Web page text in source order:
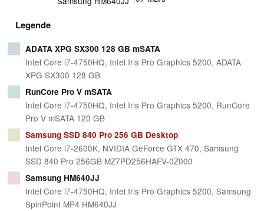
Legende
ADATA XPG SX300 128 GB mSATA
Intel Core i7-4750HQ, Intel Iris Pro Graphics 5200, ADATA
XPG SX300 128 GB
RunCore Pro V mSATA
Intel Core i7-4750HQ, Intel Iris Pro Graphics 5200, RunCore
Pro V mSATA 120 GB
Samsung SSD 840 Pro 256 GB Desktop
Intel Core i7-2600K, NVIDIA GeForce GTX 470, Samsung
SSD 840 Pro 256GB MZ7PD256HAFV-0Z000
Samsung HM640JJ
Intel Core i7-4750HQ, Intel Iris Pro Graphics 5200, Samsung
SpinPoint MP4 HM640JJ